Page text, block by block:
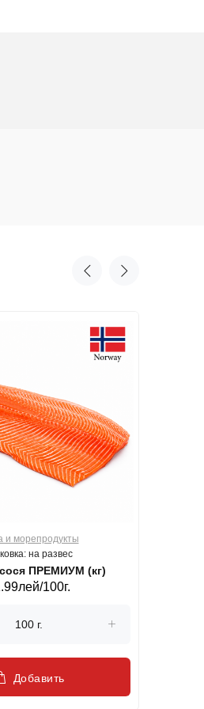
и морепродукты
на развес
ПРЕМИУМ (кг)
100г.
Добавить